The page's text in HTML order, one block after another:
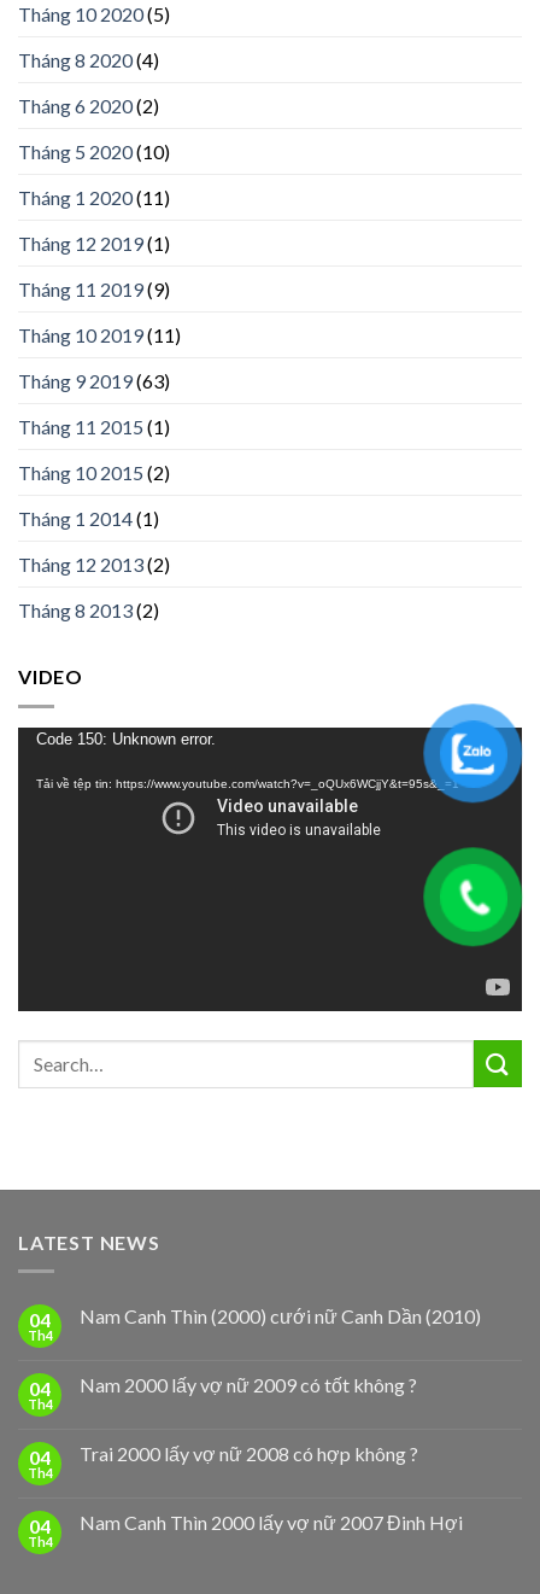
Tháng 10 2020(5)
Tháng 8 2020(4)
Tháng 6 2020(2)
Tháng 5 2020(10)
Tháng 1 2020(11)
Tháng 12 2019(1)
Tháng 11 2019(9)
Tháng 10 2019(11)
Tháng 9 2019(63)
Tháng 11 2015 (1)
Tháng 10 2015 (2)
Tháng 1 2014(1)
Tháng 12 2013(2)
Tháng 8 2013(2)
VIDEO
Trình
Code 150: Unknown error.
Tải về tệp tin: https://www.youtube.com/watch?v=_oQUx6WCjjY&t=95s&_=1
LATEST NEWS
04
Th4
Nam Canh Thìn (2000) cưới nữ Canh Dần (2010)
04
Th4
Nam 2000 lấy vợ nữ 2009 có tốt không ?
04
Th4
Trai 2000 lấy vợ nữ 2008 có hợp không ?
04
Th4
Nam Canh Thìn 2000 lấy vợ nữ 2007 Đinh Hợi